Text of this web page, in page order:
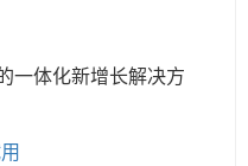
一体化新增长解决方